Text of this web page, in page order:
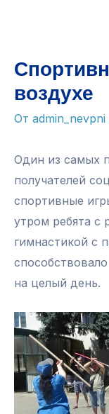
воздухе
От admin_nevpni
Один из самых
получателей
спортивные
утром ребята с
гимнастикой с
на целый день.